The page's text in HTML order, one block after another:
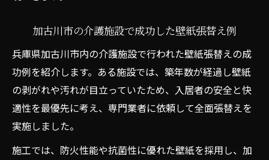
加古川市の介護施設で成功した壁紙張替え例
兵庫県加古川市内の介護施設で行われた壁紙張替えの成
功例を紹介します。ある施設では、築年数が経過し壁紙
の剥がれや汚れが目立っていたため、入居者の安全と快
適性を最優先に考え、専門業者に依頼して全面張替えを
実施しました。
施工では、防火性能や抗菌性に優れた壁紙を採用し、加